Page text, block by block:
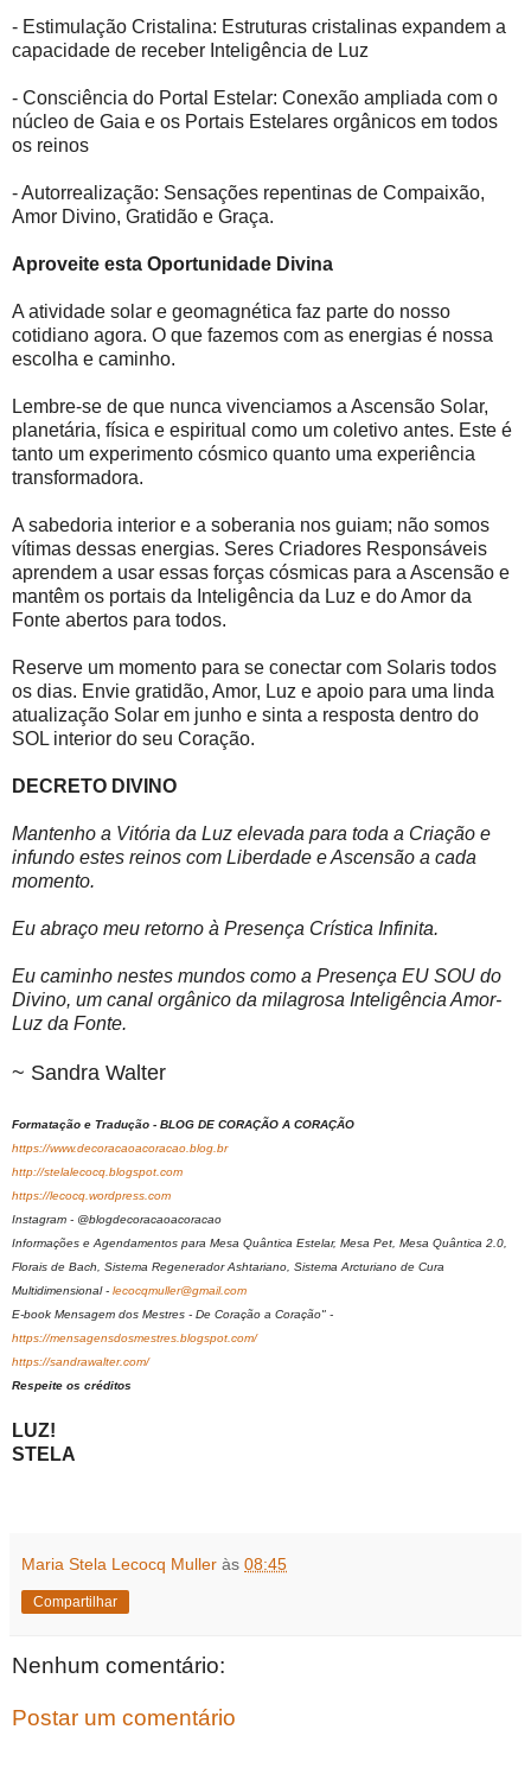
- Estimulação Cristalina: Estruturas cristalinas expandem a
capacidade de receber Inteligência de Luz
- Consciência do Portal Estelar: Conexão ampliada com o
núcleo de Gaia e os Portais Estelares orgânicos em todos
os reinos
- Autorrealização: Sensações repentinas de Compaixão,
Amor Divino, Gratidão e Graça.
Aproveite esta Oportunidade Divina
A atividade solar e geomagnética faz parte do nosso
cotidiano agora. O que fazemos com as energias é nossa
escolha e caminho.
Lembre-se de que nunca vivenciamos a Ascensão Solar,
planetária, física e espiritual como um coletivo antes. Este é
tanto um experimento cósmico quanto uma experiência
transformadora.
A sabedoria interior e a soberania nos guiam; não somos
vítimas dessas energias. Seres Criadores Responsáveis ​​
aprendem a usar essas forças cósmicas para a Ascensão e
mantêm os portais da Inteligência da Luz e do Amor da
Fonte abertos para todos.
Reserve um momento para se conectar com Solaris todos
os dias. Envie gratidão, Amor, Luz e apoio para uma linda
atualização Solar em junho e sinta a resposta dentro do
SOL interior do seu Coração.
DECRETO DIVINO
Mantenho a Vitória da Luz elevada para toda a Criação e
infundo estes reinos com Liberdade e Ascensão a cada
momento.
Eu abraço meu retorno à Presença Crística Infinita.
Eu caminho nestes mundos como a Presença EU SOU do
Divino, um canal orgânico da milagrosa Inteligência Amor-
Luz da Fonte.
~ Sandra Walter
Formatação e Tradução - BLOG DE CORAÇÃO A CORAÇÃO
https://www.decoracaoacoracao.blog.br
http://stelalecocq.blogspot.com
https://lecocq.wordpress.com
Instagram - @blogdecoracaoacoracao
Informações e Agendamentos para Mesa Quântica Estelar, Mesa Pet, Mesa Quântica 2.0,
Florais de Bach, Sistema Regenerador Ashtariano, Sistema Arcturiano de Cura
Multidimensional - lecocqmuller@gmail.com
E-book Mensagem dos Mestres - De Coração a Coração" -
https://mensagensdosmestres.blogspot.com/
https://sandrawalter.com/
Respeite os créditos
LUZ!
STELA
Maria Stela Lecocq Muller às 08:45
Compartilhar
Nenhum comentário:
Postar um comentário